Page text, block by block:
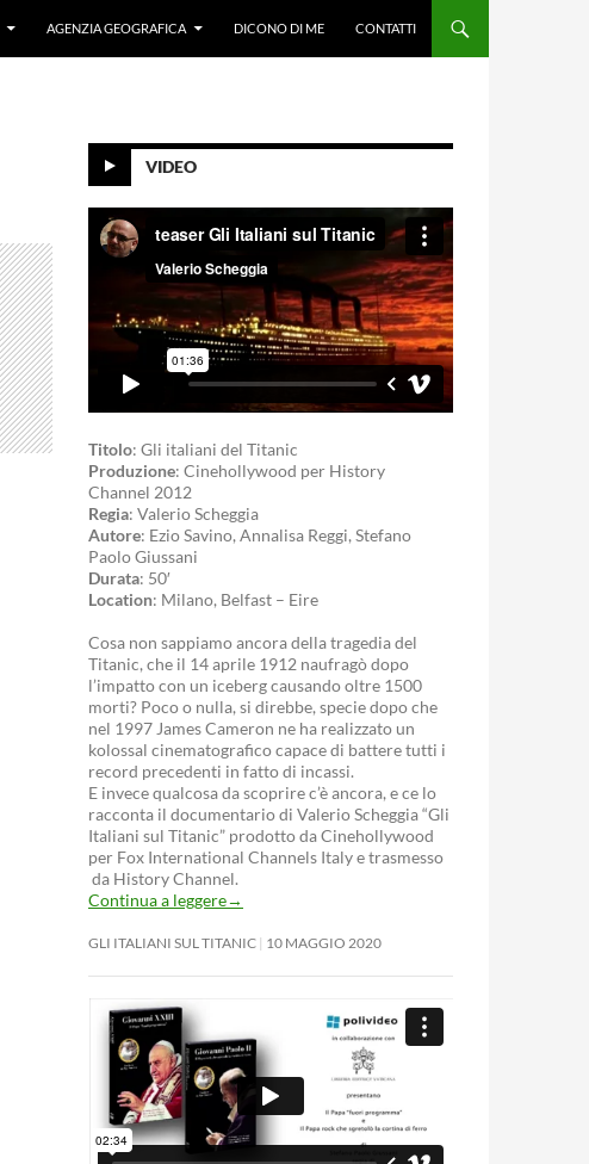
AGENZIA GEOGRAFICA DICONO DI ME CONTATTI
VIDEO
Titolo: Gli italiani del Titanic
Produzione: Cinehollywood per History
Channel 2012
Regia: Valerio Scheggia
Autore: Ezio Savino, Annalisa Reggi, Stefano
Paolo Giussani
Durata: 50′
Location: Milano, Belfast – Eire
Cosa non sappiamo ancora della tragedia del
Titanic, che il 14 aprile 1912 naufragò dopo
l’impatto con un iceberg causando oltre 1500
morti? Poco o nulla, si direbbe, specie dopo che
nel 1997 James Cameron ne ha realizzato un
kolossal cinematografico capace di battere tutti i
record precedenti in fatto di incassi.
E invece qualcosa da scoprire c’è ancora, e ce lo
racconta il documentario di Valerio Scheggia “Gli
Italiani sul Titanic” prodotto da Cinehollywood
per Fox International Channels Italy e trasmesso
da History Channel.
Continua a leggere→
GLI ITALIANI SUL TITANIC 10 MAGGIO 2020